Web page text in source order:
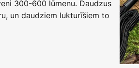
300-600 lūmenu. Daudzus
un daudziem lukturīšiem to